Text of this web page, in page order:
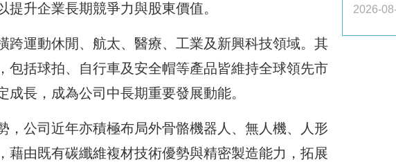
升企業長期競爭力與股東價值。
跨運動休閒、航太、醫療、工業及新興科技領域。其
包括球拍、自行車及安全帽等產品皆維持全球領先市
長，成為公司中長期重要發展動能。
，公司近年亦積極布局外骨骼機器人、無人機、人形
藉由既有碳纖維複材技術優勢與精密製造能力，拓展
2026-